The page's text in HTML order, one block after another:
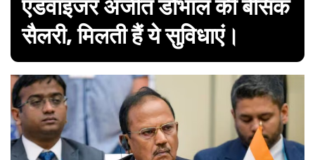
एडवाइजर अजीत डोभाल की बेसिक
सैलरी, मिलती हैं ये सुविधाएं।